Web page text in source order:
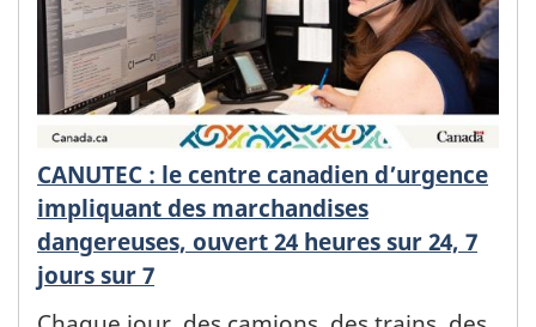
CANUTEC : le centre canadien d’urgence
impliquant des marchandises
dangereuses, ouvert 24 heures sur 24, 7
jours sur 7